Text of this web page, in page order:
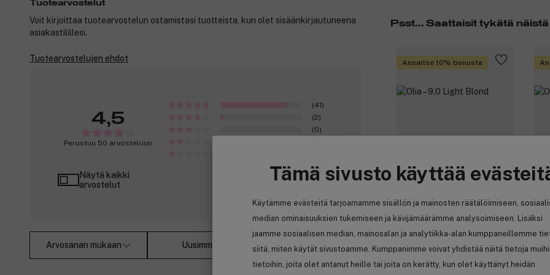
Tämä sivusto käyttää
Käytämme evästeitä tarjoamamme sisällön ja mainosten räätälöimiseen,
median ominaisuuksien tukemiseen ja kävijämäärämme analysoimiseen. Lisäksi
jaamme sosiaalisen median, mainosalan ja analytiikka-alan kumppaneillemme
siitä, miten käytät sivustoamme. Kumppanimme voivat yhdistää näitä tietoja
tietoihin, joita olet antanut heille tai joita on kerätty, kun olet käyttänyt heidän
Psst... Saattaisit tykätä näistä
Ansaitse 10% bonusta
Garnier
13,00 €
Tuotearvostelut
Voit kirjoittaa tuotearvostelun ostamistasi tuotteista, kun olet sisäänkirjautuneena
asiakastilillesi.
Tuotearvostelujen ehdot
4,5
Perustuu 50 arvosteluun
(41)
(2)
(0)
Näytä kaikki
arvostelut
Arvosanan mukaan Uusimmat